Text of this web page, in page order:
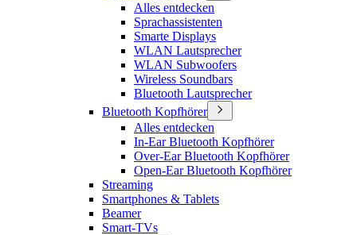
Alles entdecken
Sprachassistenten
Smarte Displays
WLAN Lautsprecher
WLAN Subwoofers
Wireless Soundbars
Bluetooth Lautsprecher
Bluetooth Kopfhörer
Alles entdecken
In-Ear Bluetooth Kopfhörer
Over-Ear Bluetooth Kopfhörer
Open-Ear Bluetooth Kopfhörer
Streaming
Smartphones & Tablets
Beamer
Smart-TVs